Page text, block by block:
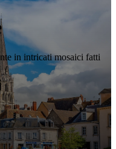
in intricati mosaici fatti